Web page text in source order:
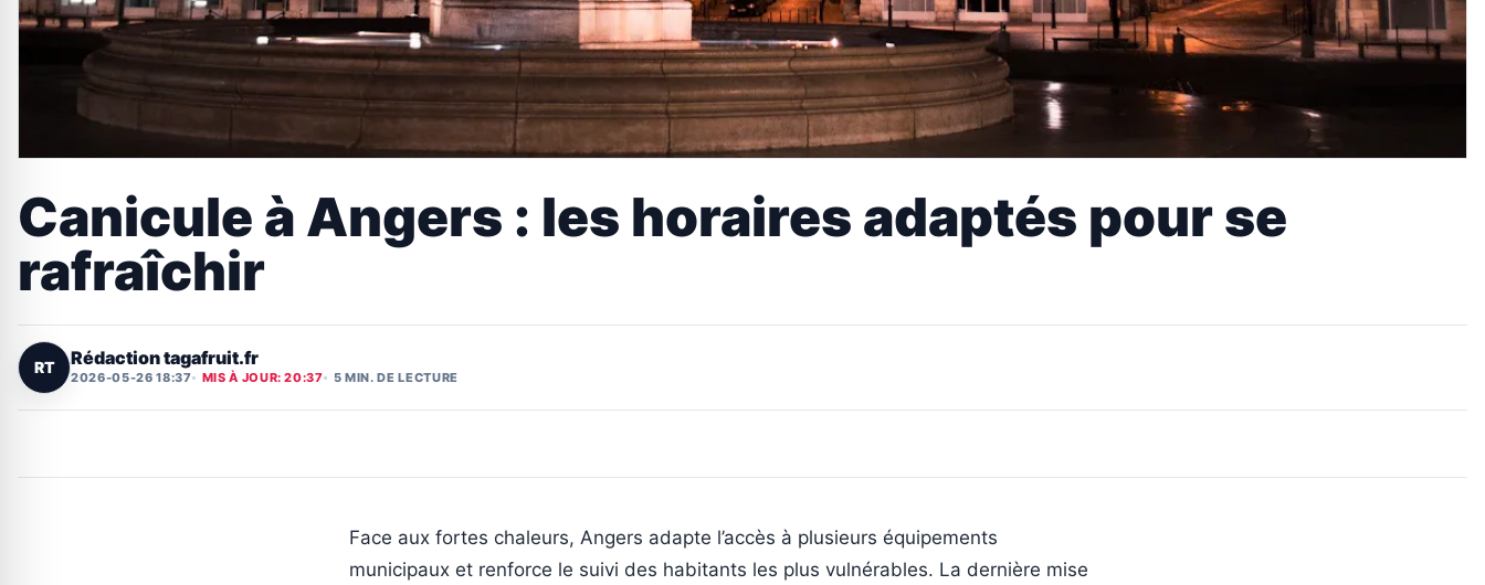
Canicule à Angers : les horaires adaptés pour se
rafraîchir
RT Rédaction tagafruit.fr
2026-05-26 18:37 MIS À JOUR: 20:37 5 MIN. DE LECTURE
Face aux fortes chaleurs, Angers adapte l’accès à plusieurs équipements
municipaux et renforce le suivi des habitants les plus vulnérables. La dernière mise